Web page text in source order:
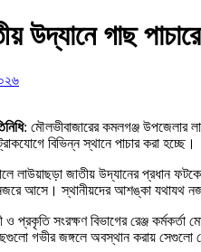
উদ্যানে গাছ
: মৌলভীবাজারের কমলগঞ্জ উপজেলার
বিভিন্ন স্থানে পাচার করা হচ্ছে।
লাউয়াছড়া জাতীয় উদ্যানের প্রধান
আসে। স্থানীয়দের আশঙ্কা যথাযথ
ও প্রকৃতি সংরক্ষণ বিভাগের রেঞ্জ
গভীর জঙ্গলে অবস্থান করায় সেগুলো